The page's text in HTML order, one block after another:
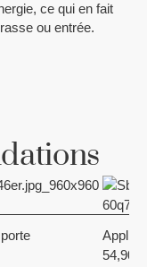
ce qui en fait
ou entrée.
54,90